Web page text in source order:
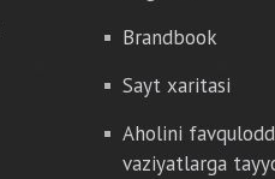
Brandbook
Sayt xaritasi
Aholini
vaziyatlarga